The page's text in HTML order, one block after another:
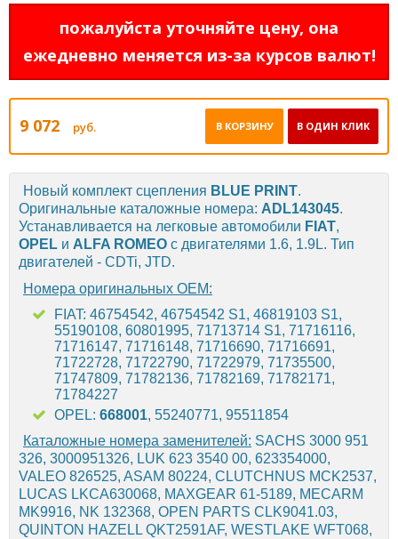
пожалуйста уточняйте цену, она
ежедневно меняется из-за курсов валют!
9 072 руб. В ОДИН КЛИК
В КОРЗИНУ
Новый комплект сцепления BLUE PRINT.
Оригинальные каталожные номера: ADL143045.
Устанавливается на легковые автомобили FIAT,
OPEL и ALFA ROMEO с двигателями 1.6, 1.9L. Тип
двигателей - CDTi, JTD.
Номера оригинальных OEM:
FIAT: 46754542, 46754542 S1, 46819103 S1,
55190108, 60801995, 71713714 S1, 71716116,
71716147, 71716148, 71716690, 71716691,
71722728, 71722790, 71722979, 71735500,
71747809, 71782136, 71782169, 71782171,
71784227
OPEL: 668001, 55240771, 95511854
Каталожные номера заменителей: SACHS 3000 951
326, 3000951326, LUK 623 3540 00, 623354000,
VALEO 826525, ASAM 80224, CLUTCHNUS MCK2537,
LUCAS LKCA630068, MAXGEAR 61-5189, MECARM
MK9916, NK 132368, OPEN PARTS CLK9041.03,
QUINTON HAZELL QKT2591AF, WESTLAKE WFT068,